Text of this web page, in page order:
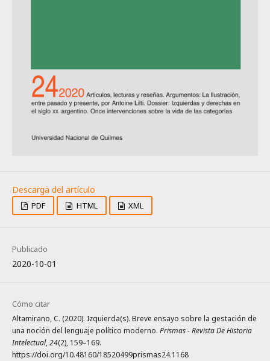
PDF HTML XML
Publicado
2020-10-01
Cómo citar
Altamirano, C. (2020). Izquierda(s). Breve ensayo sobre la gestación de
una noción del lenguaje político moderno. Prismas - Revista De Historia
Intelectual,24(2), 159–169.
https://doi.org/10.48160/18520499prismas24.1168